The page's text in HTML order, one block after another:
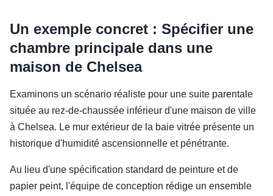
Un exemple concret : Spécifier une
chambre principale dans une
maison de Chelsea
Examinons un scénario réaliste pour une suite parentale
située au rez-de-chaussée inférieur d'une maison de ville
à Chelsea. Le mur extérieur de la baie vitrée présente un
historique d'humidité ascensionnelle et pénétrante.
Au lieu d'une spécification standard de peinture et de
papier peint, l'équipe de conception rédige un ensemble